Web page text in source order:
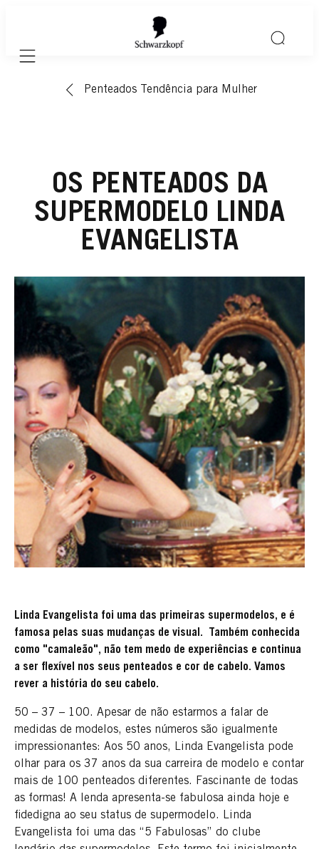
Mobile navigation
Penteados Tendência para Mulher
OS PENTEADOS DA
SUPERMODELO LINDA
EVANGELISTA
Linda Evangelista foi uma das primeiras supermodelos, e é
famosa pelas suas mudanças de visual. Também conhecida
como "camaleão", não tem medo de experiências e continua
a ser flexível nos seus penteados e cor de cabelo. Vamos
rever a história do seu cabelo.
50 – 37 – 100. Apesar de não estarmos a falar de
medidas de modelos, estes números são igualmente
impressionantes: Aos 50 anos, Linda Evangelista pode
olhar para os 37 anos da sua carreira de modelo e contar
mais de 100 penteados diferentes. Fascinante de todas
as formas! A lenda apresenta-se fabulosa ainda hoje e
fidedigna ao seu status de supermodelo. Linda
Evangelista foi uma das “5 Fabulosas” do clube